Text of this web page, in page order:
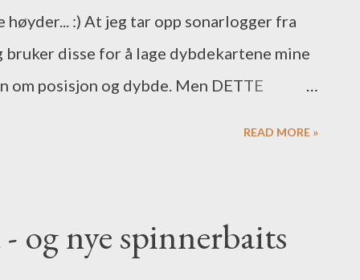
høyder... :) At jeg tar opp sonarlogger fra
disse for å lage dybdekartene mine
posisjon og dybde. Men DETTE
vertikalfiske og film, så resultatet ble
READ MORE »
og nye spinnerbaits